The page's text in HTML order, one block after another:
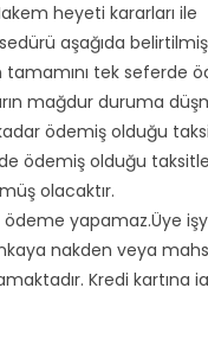
heyeti kararları ile
aşağıda
tek seferde
mağdur duruma
ödemiş olduğu
ödemiş olduğu
olacaktır.
yapamaz.Üye
nakden veya
Kredi kartına